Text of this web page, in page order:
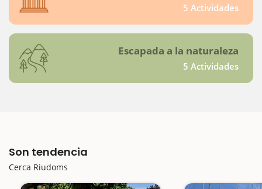
5 Actividades
Escapada a la naturaleza
5 Actividades
Son tendencia
Cerca Riudoms